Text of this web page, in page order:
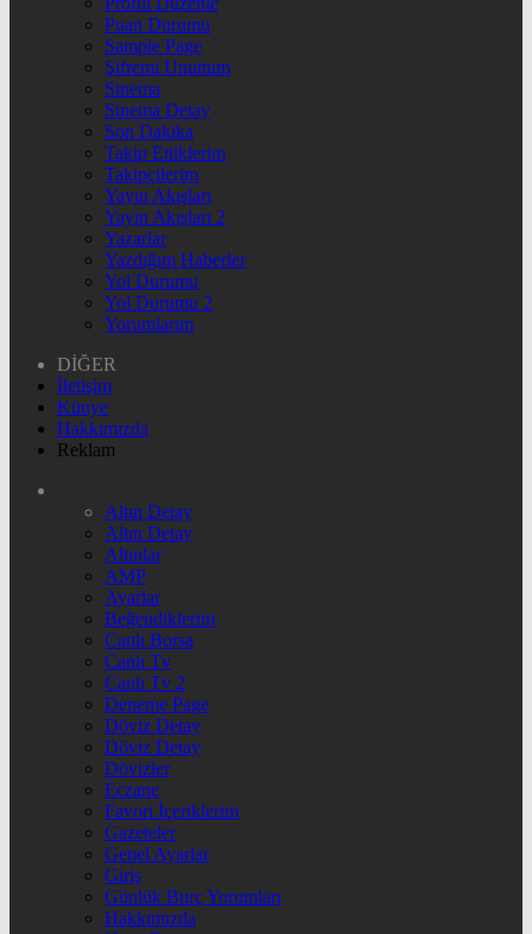
Puan Durumu
Sample Page
Şifremi Unuttum
Sinema
Sinema Detay
Son Dakika
Takip Ettiklerim
Takipçilerim
Yayın Akışları
Yayın Akışları 2
Yazarlar
Yazdığım Haberler
Yol Durumu
Yol Durumu 2
Yorumlarım
DİĞER
İletişim
Künye
Hakkımızda
Reklam
Altın Detay
Altın Detay
Altınlar
AMP
Ayarlar
Beğendiklerim
Canlı Borsa
Canlı Tv
Canlı Tv 2
Deneme Page
Döviz Detay
Döviz Detay
Dövizler
Eczane
Favori İçeriklerim
Gazeteler
Genel Ayarlar
Giriş
Günlük Burç Yorumları
Hakkımızda